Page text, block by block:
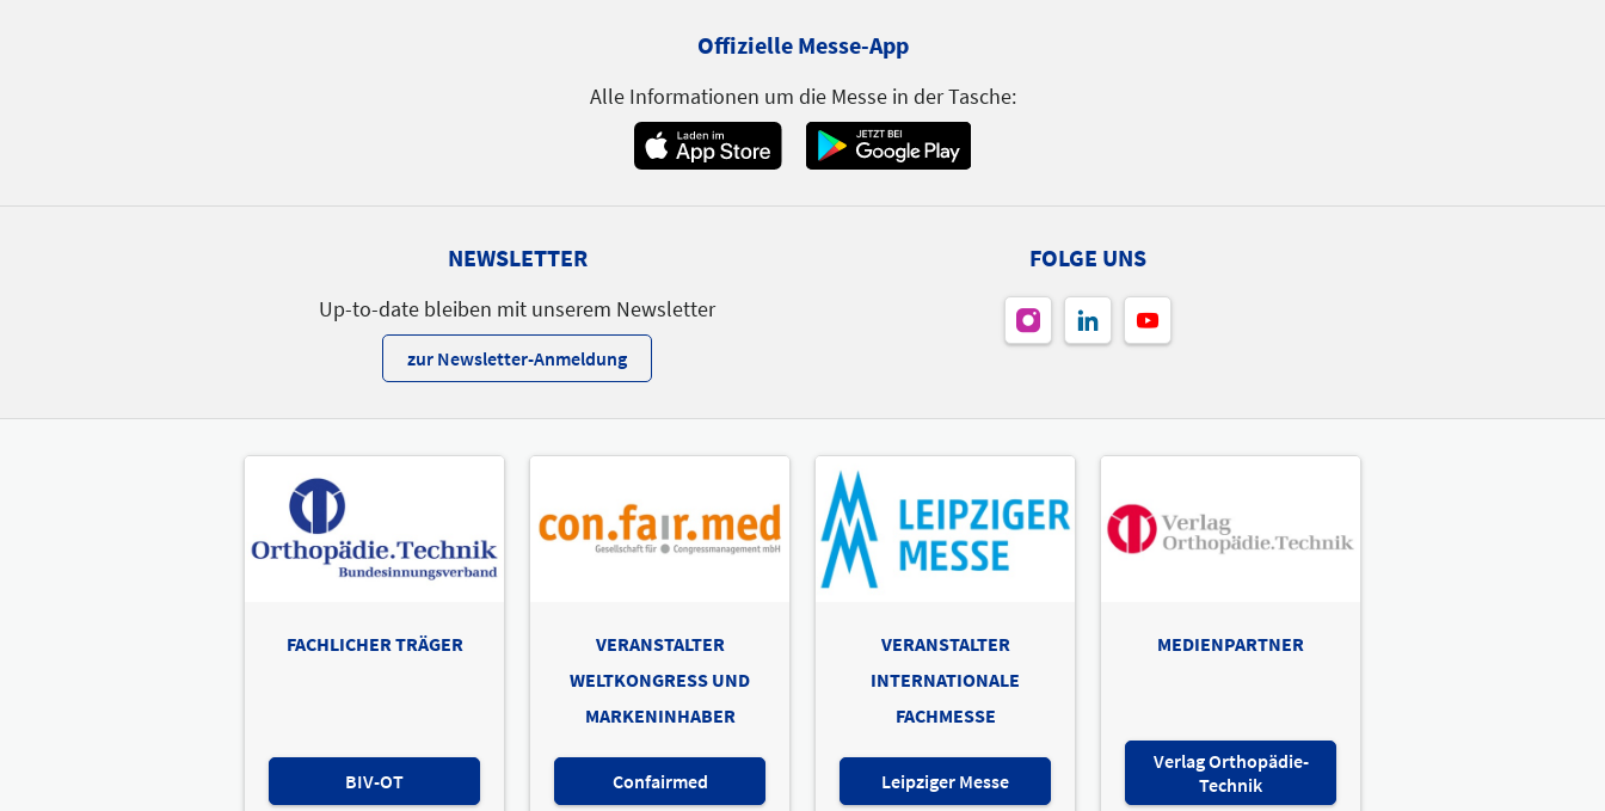
Offizielle Messe-App
Alle Informationen um die Messe in der Tasche:
NEWSLETTER
Up-to-date bleiben mit unserem Newsletter
zur Newsletter-Anmeldung
FOLGE UNS
FACHLICHER TRÄGER
BIV-OT
VERANSTALTER
WELTKONGRESS UND
MARKENINHABER
Confairmed
VERANSTALTER
INTERNATIONALE
FACHMESSE
Leipziger Messe
MEDIENPARTNER
Verlag Orthopädie-
Technik